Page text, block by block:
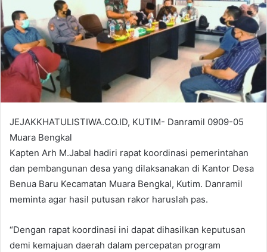
JEJAKKHATULISTIWA.CO.ID, KUTIM- Danramil 0909-05
Muara Bengkal
Kapten Arh M.Jabal hadiri rapat koordinasi pemerintahan
dan pembangunan desa yang dilaksanakan di Kantor Desa
Benua Baru Kecamatan Muara Bengkal, Kutim. Danramil
meminta agar hasil putusan rakor haruslah pas.
“Dengan rapat koordinasi ini dapat dihasilkan keputusan
demi kemajuan daerah dalam percepatan program